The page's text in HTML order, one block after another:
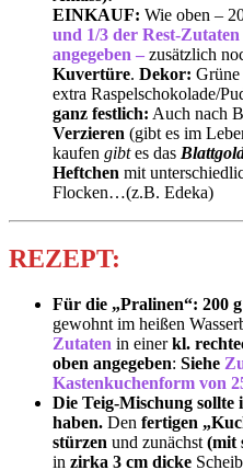
EINKAUF: Wie oben –
und 1/3 der Rest-
angegeben – zusätzlich
Kuvertüre. Dekor:
extra Raspelschokolade/
ganz festlich: Auch nach
Verzieren (gibt es im
kaufen gibtes das
Heftchen mit
Flocken…(z.B. Edeka)
REZEPT:
Für die „Pralinen“: 200
gewohnt im hei­ßen
Zutaten in einerkl.
oben angegeben: Siehe
Kastenkuchenform von
Die Teig-Mischung
haben. Den fertigen
stürzen und zunächst(mit
in zirka 3 cm dicke